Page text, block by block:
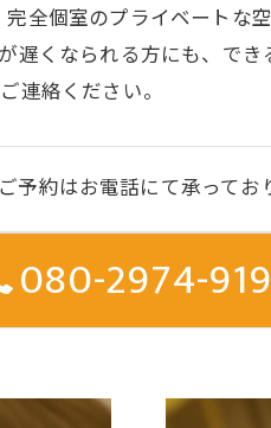
全個室のプライベート
遅くなられる方にも、で
連絡ください。
予約はお電話にて承ってお
080-2974-